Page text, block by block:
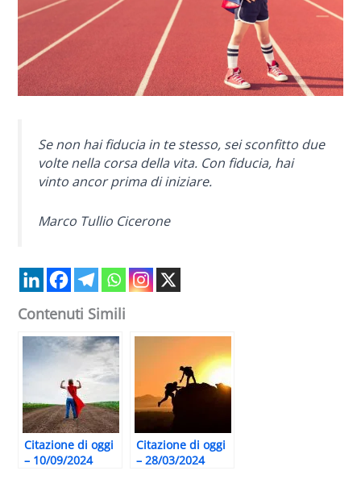
Se non hai fiducia in te stesso, sei sconfitto due
volte nella corsa della vita. Con fiducia, hai
vinto ancor prima di iniziare.
Marco Tullio Cicerone
Contenuti Simili
Citazione di oggi
– 10/09/2024
Citazione di oggi
– 28/03/2024